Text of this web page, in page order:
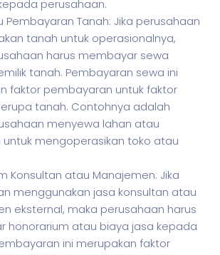
perusahaan.
Pembayaran Tanah: Jika perusahaan
tanah untuk operasionalnya,
harus membayar sewa
tanah. Pembayaran sewa ini
faktor pembayaran untuk faktor
tanah. Contohnya adalah
menyewa lahan atau
untuk mengoperasikan toko atau
Konsultan atau Manajemen: Jika
menggunakan jasa konsultan atau
eksternal, maka perusahaan harus
honorarium atau biaya jasa kepada
ini merupakan faktor